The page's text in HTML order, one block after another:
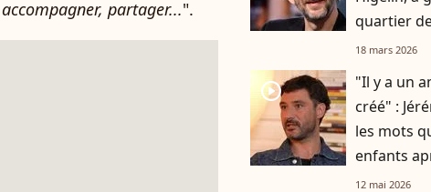
partager...".
quartier
du tout au
18 mars 2026
player2
"Il y a un
créé" :
les mots
enfants
histoire
12 mai 2026